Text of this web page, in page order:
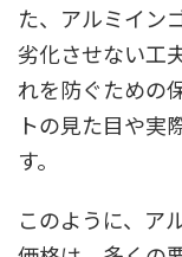
た、アルミイン
劣化させない工
れを防ぐための
トの見た目や実
す。
このように、ア